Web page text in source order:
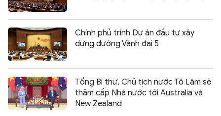
Chính phủ trình Dự án đầu tư xây
dựng đường Vành đai 5
Tổng Bí thư, Chủ tịch nước Tô Lâm sẽ
thăm cấp Nhà nước tới Australia và
New Zealand